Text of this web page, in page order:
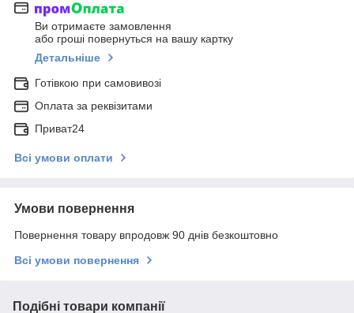
Ви отримаєте замовлення
або гроші повернуться на вашу картку
Детальніше
Готівкою при самовивозі
Оплата за реквізитами
Приват24
Всі умови оплати
Умови повернення
Повернення товару впродовж 90 днів безкоштовно
Всі умови повернення
Подібні товари компанії